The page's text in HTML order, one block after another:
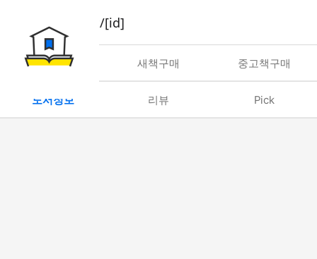
book/rent/[id]
대여 새책구매 중고책구매
도서정보 리뷰 Pick